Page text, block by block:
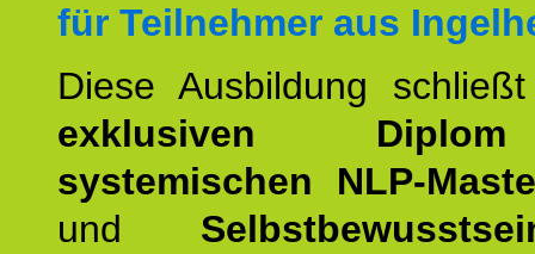
für Teilnehmer aus
Diese Ausbildung
exklusiven
systemischen NLP-
und